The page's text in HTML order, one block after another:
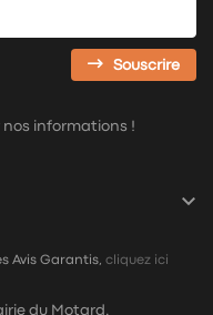
Souscrire
nos informations !

Avis Garantis, cliquez ici
du Motard.